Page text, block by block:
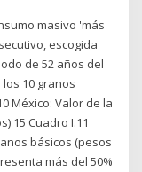
masivo 'más
escogida
de 52 años del
10 granos
México: Valor de la
15 Cuadro I.11
básicos (pesos
más del 50%